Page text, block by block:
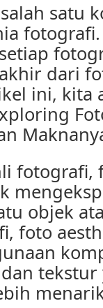
satu
dari
ini, kita
fotografi,
objek
foto